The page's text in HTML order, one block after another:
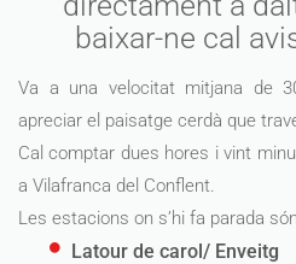
baixar-ne cal
Va a una velocitat mitjana de
apreciar el paisatge cerdà que
Cal comptar dues hores i vint
a Vilafranca del Conflent.
Les estacions on s’hi fa parada
Latour de carol/ Enveitg